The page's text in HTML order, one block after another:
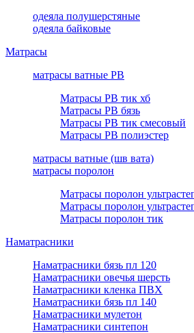
одеяла полушерстяные
одеяла байковые
Матрасы
матрасы ватные РВ
Матрасы РВ тик хб
Матрасы РВ бязь
Матрасы РВ тик смесовый
Матрасы РВ полиэстер
матрасы ватные (шв вата)
матрасы поролон
Матрасы поролон
Матрасы поролон
Матрасы поролон тик
Наматрасники
Наматрасники бязь пл 120
Наматрасники овечья шерсть
Наматрасники кленка ПВХ
Наматрасники бязь пл 140
Наматрасники мулетон
Наматрасники синтепон